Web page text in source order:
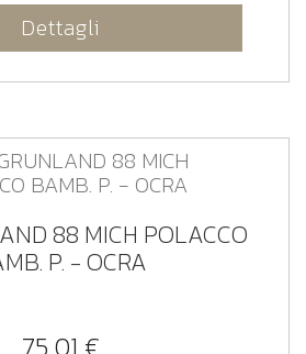
Dettagli
88 MICH POLACCO
P. - OCRA